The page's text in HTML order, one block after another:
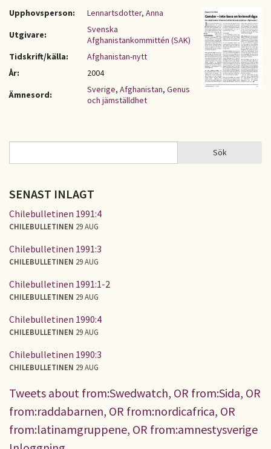
Upphovsperson:
Lennartsdotter, Anna
Utgivare:
Svenska
Afghanistankommittén (SAK)
Tidskrift/källa:
Afghanistan-nytt
År:
2004
Ämnesord:
Sverige, Afghanistan, Genus
och jämställdhet
SÖKFORMULÄR Sök
SENAST INLAGT
Chilebulletinen 1991:4
CHILEBULLETINEN 29 AUG
Chilebulletinen 1991:3
CHILEBULLETINEN 29 AUG
Chilebulletinen 1991:1-2
CHILEBULLETINEN 29 AUG
Chilebulletinen 1990:4
CHILEBULLETINEN 29 AUG
Chilebulletinen 1990:3
CHILEBULLETINEN 29 AUG
Tweets about from:Swedwatch, OR from:Sida, OR
from:raddabarnen, OR from:nordicafrica, OR
from:latinamgruppene, OR from:amnestysverige